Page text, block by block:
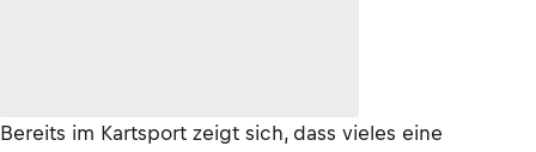
Bereits im Kartsport zeigt sich, dass vieles eine